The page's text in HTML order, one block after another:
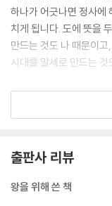
하나가 어긋나면 정사에
치게 됩니다. 도에 뜻을
만드는 것도 나 때문이
시대를 말세로 만드는 것
2.
사로움이 없으므로 덕이
함이 성인과 부합합니다.
출판사 리뷰
왕을 위해 쓴 책